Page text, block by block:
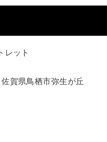
レット
賀県鳥栖市弥生が丘